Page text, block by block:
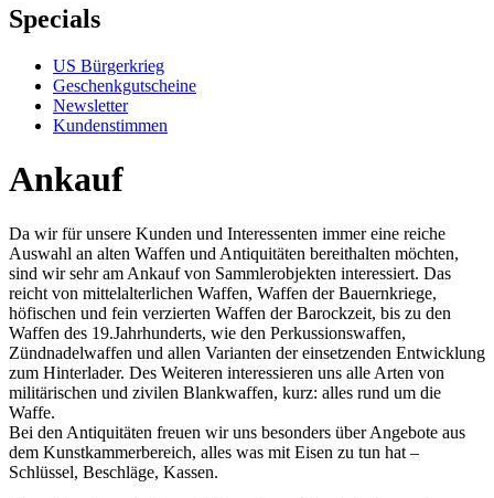
Specials
US Bürgerkrieg
Geschenkgutscheine
Newsletter
Kundenstimmen
Ankauf
Da wir für unsere Kunden und Interessenten immer eine reiche
Auswahl an alten Waffen und Antiquitäten bereithalten möchten,
sind wir sehr am Ankauf von Sammlerobjekten interessiert. Das
reicht von mittelalterlichen Waffen, Waffen der Bauernkriege,
höfischen und fein verzierten Waffen der Barockzeit, bis zu den
Waffen des 19.Jahrhunderts, wie den Perkussionswaffen,
Zündnadelwaffen und allen Varianten der einsetzenden Entwicklung
zum Hinterlader. Des Weiteren interessieren uns alle Arten von
militärischen und zivilen Blankwaffen, kurz: alles rund um die
Waffe.
Bei den Antiquitäten freuen wir uns besonders über Angebote aus
dem Kunstkammerbereich, alles was mit Eisen zu tun hat –
Schlüssel, Beschläge, Kassen.